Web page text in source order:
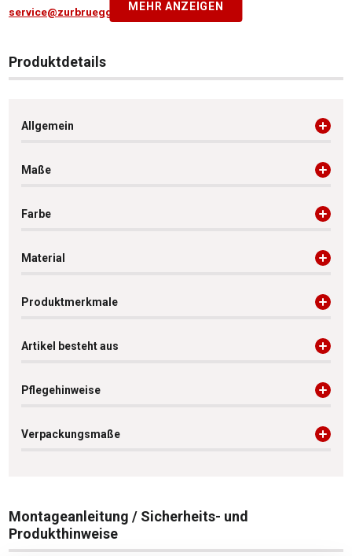
service@zurbrueggen.deMEHR ANZEIGEN
Produktdetails
Allgemein
Maße
Farbe
Material
Produktmerkmale
Artikel besteht aus
Pflegehinweise
Verpackungsmaße
Montageanleitung / Sicherheits- und
Produkthinweise